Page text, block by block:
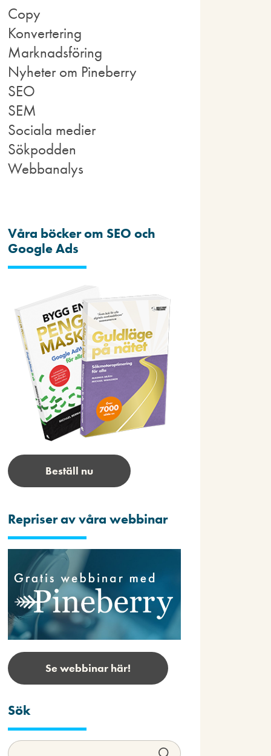
Copy
Konvertering
Marknadsföring
Nyheter om Pineberry
SEO
SEM
Sociala medier
Sökpodden
Webbanalys
Våra böcker om SEO och
Google Ads
Beställ nu
Repriser av våra webbinar
Se webbinar här!
Sök